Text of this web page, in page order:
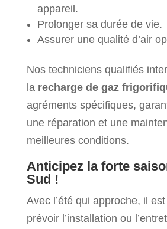
appareil.
Prolonger sa durée de vie.
Assurer une qualité d’air
Nos techniciens qualifiés
la recharge de gaz
agréments spécifiques,
une réparation et une
meilleures conditions.
Anticipez la forte
Sud !
Avec l’été qui approche, il
prévoir l’installation ou